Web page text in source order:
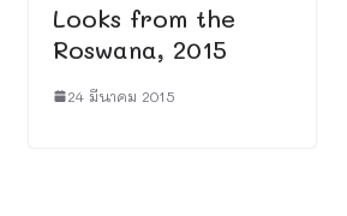
Looks from the
Roswana, 2015
24 มีนาคม 2015